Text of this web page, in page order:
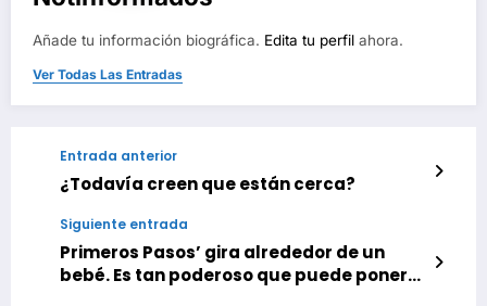
Añade tu información biográfica. Edita tu perfil ahora.
Ver Todas Las Entradas
Entrada anterior
¿Todavía creen que están cerca?
Siguiente entrada
Primeros Pasos’ gira alrededor de un
bebé. Es tan poderoso que puede poner